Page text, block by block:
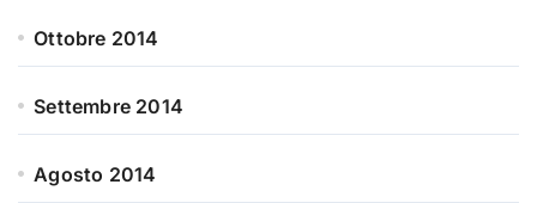
Ottobre 2014
Settembre 2014
Agosto 2014